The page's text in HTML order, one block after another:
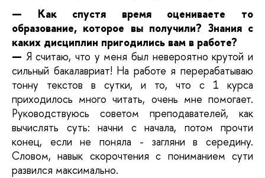
— Как спустя время оцениваете то
образование, которое вы получили? Знания с
каких дисциплин пригодились вам в работе?
— Я считаю, что у меня был невероятно крутой и
сильный бакалавриат! На работе я перерабатываю
тонну текстов в сутки, и то, что с 1 курса
приходилось много читать, очень мне помогает.
Руководствуюсь советом преподавателей, как
вычислять суть: начни с начала, потом прочти
конец, если не поняла - загляни в середину.
Словом, навык скорочтения с пониманием сути
развился максимально.